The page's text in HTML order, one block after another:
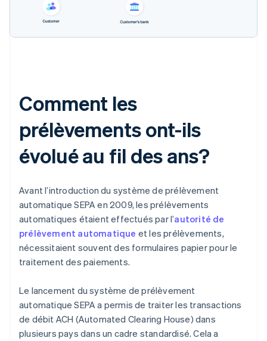
Comment les
prélèvements ont-ils
évolué au fil des ans?
Avant l’introduction du système de prélèvement
automatique SEPA en 2009, les prélèvements
automatiques étaient effectués par l’autorité de
prélèvement automatique et les prélèvements,
nécessitaient souvent des formulaires papier pour le
traitement des paiements.
Le lancement du système de prélèvement
automatique SEPA a permis de traiter les transactions
de débit ACH (Automated Clearing House) dans
plusieurs pays dans un cadre standardisé. Cela a